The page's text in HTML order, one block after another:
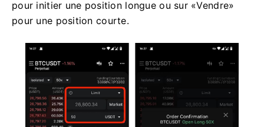
pour initier une position longue ou sur «Vendre»
pour une position courte.